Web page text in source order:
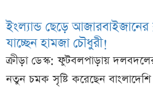
ইংল্যান্ড ছেড়ে আজারবাইজানের
যাচ্ছেন হামজা চৌধুরী!
ক্রীড়া ডেস্ক: ফুটবলপাড়ায়
নতুন চমক সৃষ্টি করেছেন